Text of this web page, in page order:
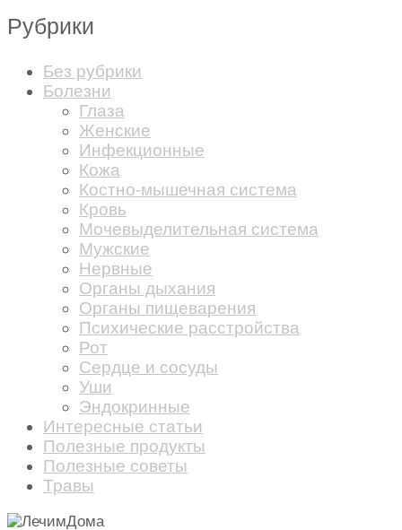
Рубрики
Без рубрики
Болезни
Глаза
Женские
Инфекционные
Кожа
Костно-мышечная система
Кровь
Мочевыделительная система
Мужские
Нервные
Органы дыхания
Органы пищеварения
Психические расстройства
Рот
Сердце и сосуды
Уши
Эндокринные
Интересные статьи
Полезные продукты
Полезные советы
Травы